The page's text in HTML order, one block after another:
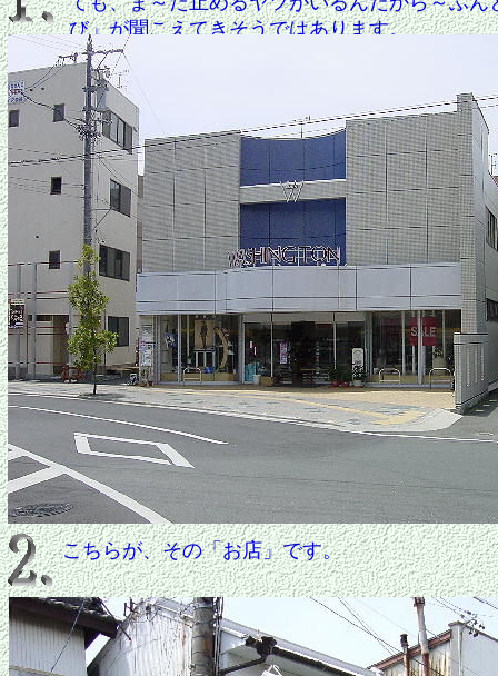
び」が聞こえてきそうではあります。
こちらが、その「お店」です。